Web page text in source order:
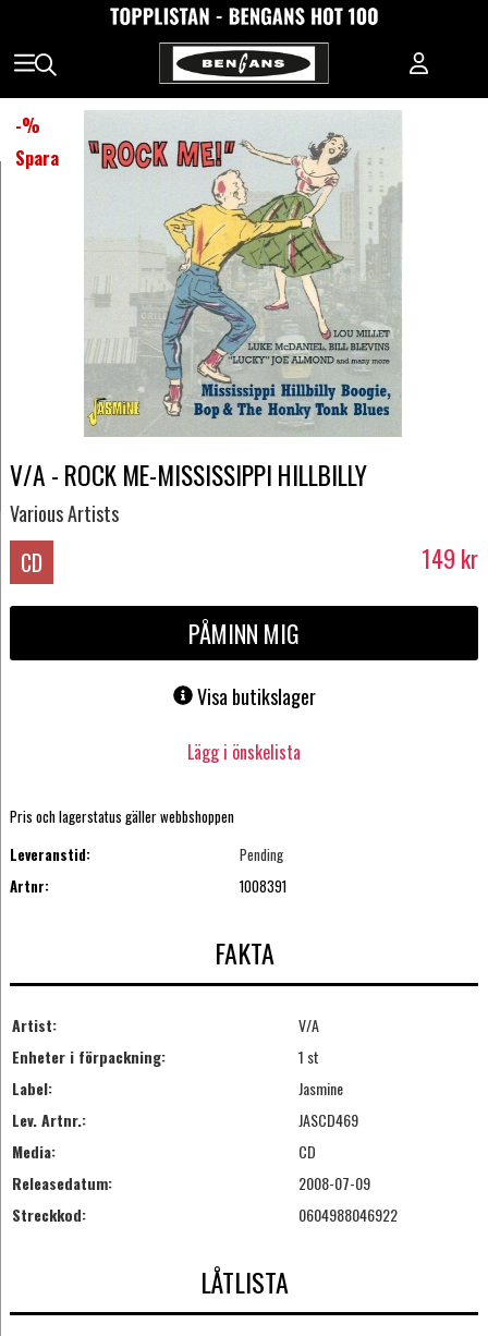
-%
Spara
V/A - ROCK ME-MISSISSIPPI HILLBILLY
Various Artists
CD 149 kr
PÅMINN MIG
Visa butikslager
Lägg i önskelista
Pris och lagerstatus gäller webbshoppen
Leveranstid:
Pending
Artnr:
1008391
FAKTA
Artist:
V/A
Enheter i förpackning:
1 st
Label:
Jasmine
Lev. Artnr.:
JASCD469
Media:
CD
Releasedatum:
2008-07-09
Streckkod:
0604988046922
LÅTLISTA